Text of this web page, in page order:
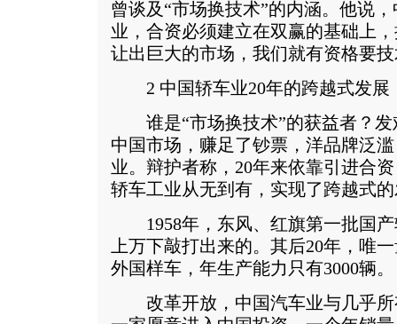
曾谈及“市场换技术”的内涵。他说
业，合资必须建立在双赢的基础上
让出巨大的市场，我们就有资格要
2 中国轿车业20年的跨越式发展
谁是“市场换技术”的获益者？发
中国市场，赚足了钞票，洋品牌泛
业。辩护者称，20年来依靠引进合
轿车工业从无到有，实现了跨越式
1958年，东风、红旗第一批国产
上万下敲打出来的。其后20年，唯
外国样车，年生产能力只有3000辆。
改革开放，中国汽车业与几乎所